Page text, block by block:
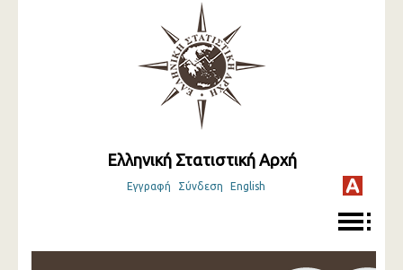
Ελληνική Στατιστική Αρχή
Εγγραφή Σύνδεση English